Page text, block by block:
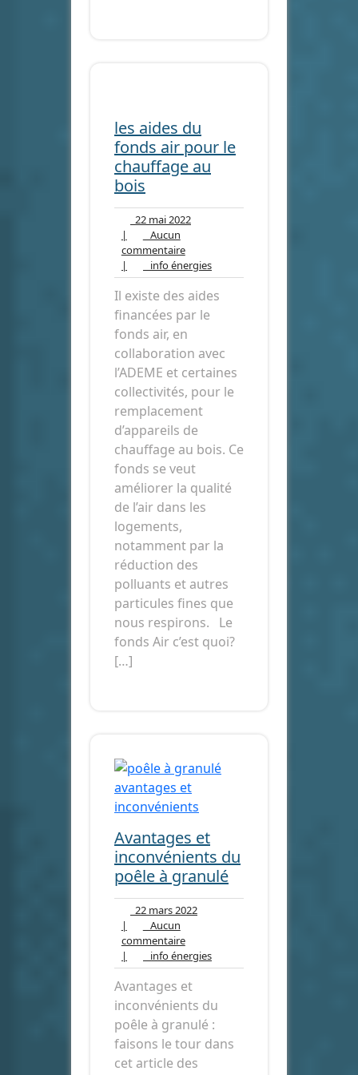
les aides du
fonds air pour le
chauffage au
bois
22 mai 202222
|
Aucun
commentaireAucun
commentaire
| info énergiesinfo
énergies
Il existe des aides
financées par le
fonds air, en
collaboration avec
l’ADEME et certaines
collectivités, pour le
remplacement
d’appareils de
chauffage au bois. Ce
fonds se veut
améliorer la qualité
de l’air dans les
logements,
notamment par la
réduction des
polluants et autres
particules fines que
nous respirons. Le
fonds Air c’est quoi?
[…]
Avantages et
inconvénients du
poêle à granulé
22 mars 202222
|
Aucun
commentaireAucun
commentaire
| info énergiesinfo
énergies
Avantages et
inconvénients du
poêle à granulé :
faisons le tour dans
cet article des